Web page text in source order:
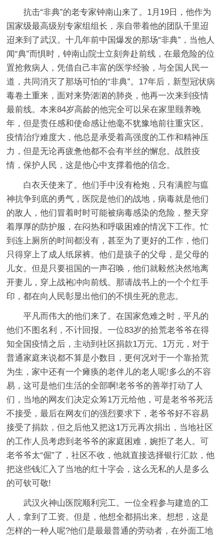
抗击“非典”的老专家钟南山来了。1月19日，他作为
国家级最高级别专家组组长，亲自带着他的团队千里迢
迢来到了武汉。十几年前中国爆发的那场“非典”，当他人
闻“典”而惧时，钟南山院士立刻奔赴前线，在最危险的位
置抢救病人，凭借自己丰富的医学经验，与全国人民一
道，共同消灭了那场可怕的“非典”。17年后，新型冠状病
毒卷土重来，面对来势汹汹的肺炎，他再一次来到疫情
最前线。本来84岁高龄的他完全可以呆在家里颐养晚
年，但是责任感和使命感让他毫不犹豫地前往重灾区。
疫情治疗难度大，他总是承受着高强度的工作和精神压
力，但是无论再疲惫他都不会有半丝的懈怠。战胜疫
情，保护人民，这是他心中支撑着他的信念。
白衣天使来了。他们手中没有枪炮，只有满腔与瘟
神抗争到底的勇气，医院是他们的战地，病毒就是他们
的敌人，他们冒着时时可能被病毒感染的危险，整天穿
着厚厚的防护服，在闷热和呼吸困难的情况下工作。忙
到连上厕所的时间都没有，甚至为了更好的工作，他们
只得穿上了成人纸尿裤。他们是孩子的父母，是父母的
儿女。但是只要祖国的一声召唤，他们就毅然决然地离
开妻儿，穿上战袍冲向前线。那请战书上的一个个红手
印，都在向人民彰显出他们的不惧生死的意志。
平凡而伟大的他们来了。在国家危难之时，平凡的
他们不图名利，不计回报。一位83岁的拾荒老爷爷在得
知全国疫情之后，主动到社区捐款1万元。1万元，对于
普通家庭来说都不算是小数目，更何况对于一个靠拾荒
为生，家中还有一个瘫痪的老伴儿的老人呢!多么的不容
易，这可是他们生活的全部啊!老爷爷的善举打动了人
们，当地的网友们决定众筹1万元给他，可是老爷爷死活
不接受，最后在网友们的强烈要求下，老爷爷好不容易
接受了捐款，但之后他又把这1万元再次捐出，当地社区
的工作人员考虑到老爷爷的家庭困难，婉拒了老人。可
老爷爷太“倔”了，社区不收，他就直接选择银行汇款，他
把这些钱汇入了当地的红十字会，这么无私的人是多么
的可钦可敬!
武汉火神山医院顺利完工。一位全程参与建造的工
人，拿到了工资。但是，他想全都捐出来。想想，这是
怎样的一种人呢?他们是最最普通的劳动者，在外面工地